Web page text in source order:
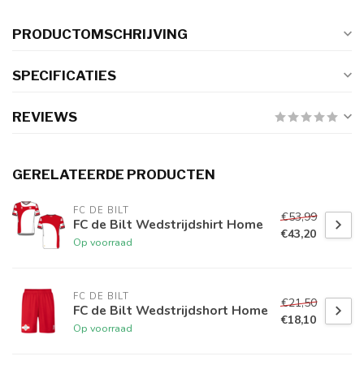
PRODUCTOMSCHRIJVING
SPECIFICATIES
REVIEWS
GERELATEERDE PRODUCTEN
FC DE BILT
FC de Bilt Wedstrijdshirt Home
Op voorraad
€53,99
€43,20
FC DE BILT
FC de Bilt Wedstrijdshort Home
Op voorraad
€21,50
€18,10